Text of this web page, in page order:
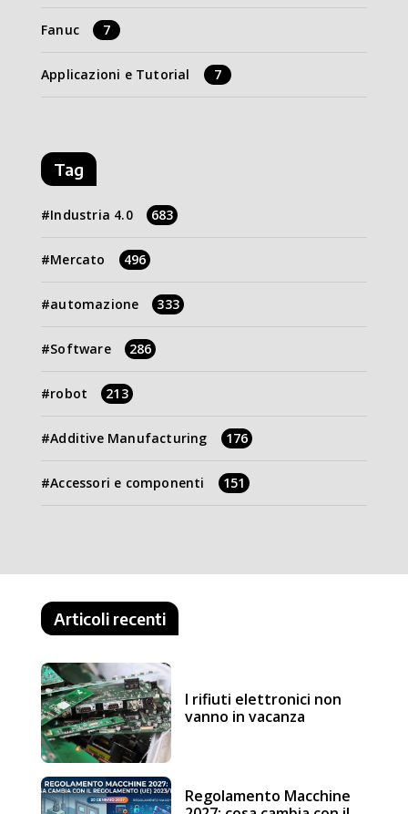
Fanuc 7
Applicazioni e Tutorial 7
Tag
Industria 4.0 683
Mercato 496
automazione 333
Software 286
robot 213
Additive Manufacturing 176
Accessori e componenti 151
Articoli recenti
I rifiuti elettronici non
vanno in vacanza
Regolamento Macchine